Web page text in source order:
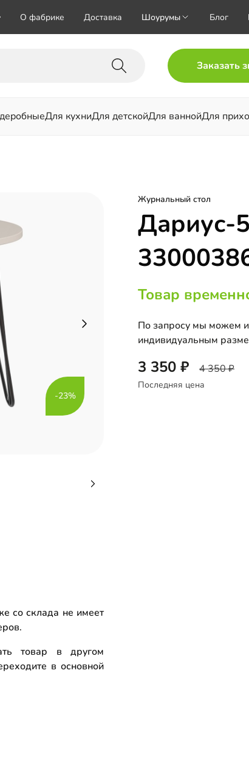
О фабрике Доставка Шоурумы Блог
Заказать
Для кухниДля детскойДля ваннойДля
-23%
Журнальный стол
Дариус-
Товар
По запросу мы можем
индивидуальным
3 350 4 350
Последняя цена
со склада не имеет
товар в другом
в основной